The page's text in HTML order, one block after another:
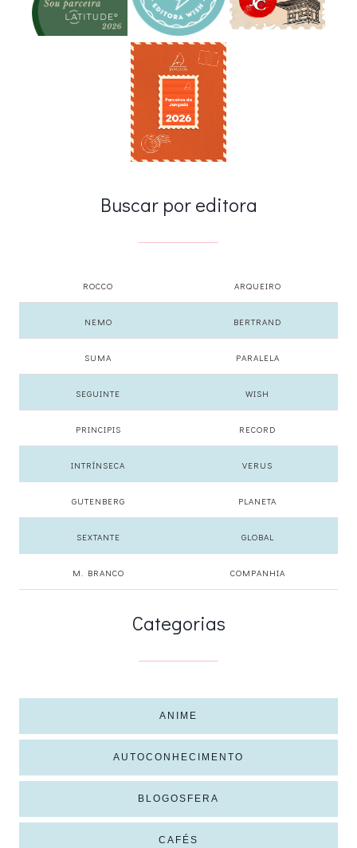
Buscar por editora
ROCCO ARQUEIRO
NEMO BERTRAND
SUMA PARALELA
SEGUINTE WISH
PRINCIPIS RECORD
INTRÍNSECA VERUS
GUTENBERG PLANETA
SEXTANTE GLOBAL
M. BRANCO COMPANHIA
Categorias
ANIME
AUTOCONHECIMENTO
BLOGOSFERA
CAFÉS